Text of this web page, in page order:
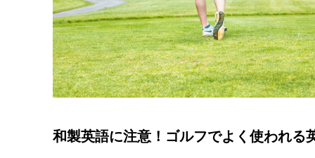
和製英語に注意！ゴルフでよく使われる